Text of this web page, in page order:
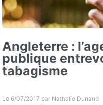
Angleterre :
publique
tabagisme
Le 6/07/2017 par Nathalie Dunand